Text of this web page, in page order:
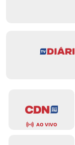
AO VIVO